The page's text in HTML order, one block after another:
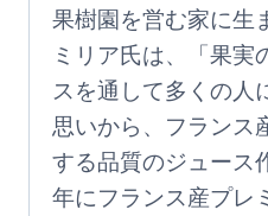
果樹園を営む家に生
ミリア氏は、「果実
スを通して多くの人
思いから、フランス
する品質のジュース
年にフランス産プレ